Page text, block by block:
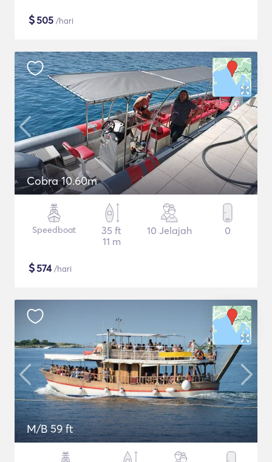
$505 /hari
Cobra 10.60m
Speedboat
35 ft
11 m
10 Jelajah 0
$574/hari
M/B 59 ft